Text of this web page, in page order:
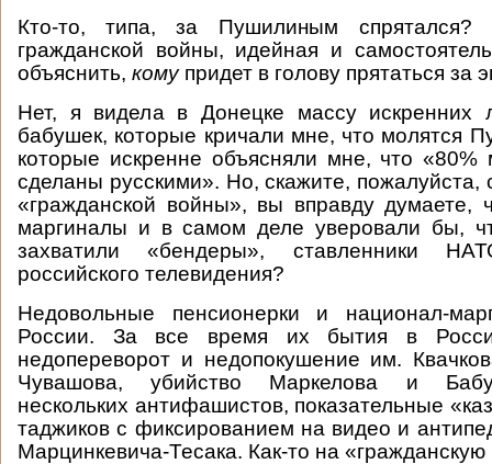
Кто-то, типа, за Пушилиным спрятался?
гражданской войны, идейная и
объяснить, кому придет в голову прятаться
Нет, я видела в Донецке массу искренних
бабушек, которые кричали мне, что молятся
которые искренне объясняли мне, что «80%
сделаны русскими». Но, скажите, пожалуйста,
«гражданской войны», вы вправду думаете,
маргиналы и в самом деле уверовали бы,
захватили «бендеры», ставленники
российского телевидения?
Недовольные пенсионерки и национал-
России. За все время их бытия в
недопереворот и недопокушение им.
Чувашова, убийство Маркелова и
нескольких антифашистов, показательные
таджиков с фиксированием на видео и
Марцинкевича-Тесака. Как-то на «гражданскую